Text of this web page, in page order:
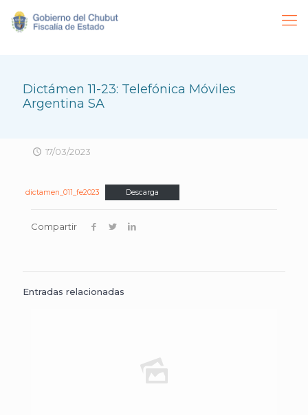
Dictámen 11-23: Telefónica Móviles
Argentina SA
17/03/2023
dictamen_011_fe2023 Descarga
Compartir
Entradas relacionadas